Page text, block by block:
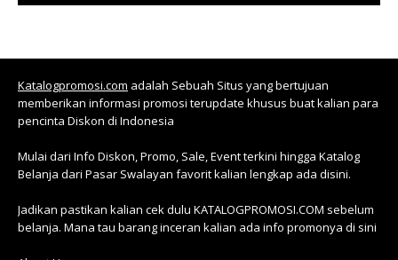
Katalogpromosi.com adalah Sebuah Situs yang bertujuan
memberikan informasi promosi terupdate khusus buat kalian para
pencinta Diskon di Indonesia
Mulai dari Info Diskon, Promo, Sale, Event terkini hingga Katalog
Belanja dari Pasar Swalayan favorit kalian lengkap ada disini.
Jadikan pastikan kalian cek dulu KATALOGPROMOSI.COM sebelum
belanja. Mana tau barang inceran kalian ada info promonya di sini